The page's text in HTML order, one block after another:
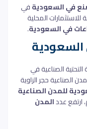
في السعوديةفي
المحلية
في السعودية.
السعودية
الصناعية في
الصناعية حجر الزاوية
للمدن الصناعية
المدن